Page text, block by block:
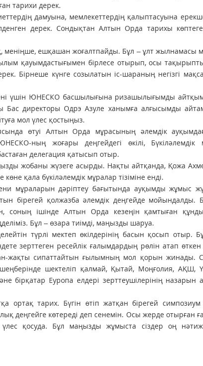
тарихи дерек.
дамуына, мемлекеттердің қалыптасуына
дерек. Сондықтан Алтын Орда тарихы
меніңше, ешқашан жоғалтпайды. Бұл – ұлт жылнамасы
қауымдастығымен бірлесе отырып, осы
Бірнеше күнге созылатын іс-шараның негізгі
үшін ЮНЕСКО басшылығына ризашылығымды айтқым
директоры Одрэ Азуле ханымға алғысымды
мол үлес қостыңыз.
өтуі Алтын Орда мұрасының әлемдік
ның жоғары деңгейдегі өкілі, Бүкіләлемдік
делегация қатысып отыр.
жобаны жүзеге асырды. Нақты айтқанда, Қожа
қала бүкіләлемдік мұралар тізіміне енді.
мұраларын дәріптеу бағытында ауқымды жұмыс
бірегей қолжазба әлемдік деңгейде мойындалды.
соның ішінде Алтын Орда кезеңін қамтыған
Бұл – өзара тиімді, маңызды шаруа.
түрлі мектеп өкілдерінің басын қосып отыр.
зерттеген ресейлік ғалымдардың рөлін атап өткен
жақты сипаттайтын ғылымның мол қорын жинады.
шектеліп қалмай, Қытай, Моңғолия, АҚШ,
бірқатар Еуропа елдері зерттеушілерінің назарын
тарих. Бүгін өтіп жатқан бірегей симпозиум
деңгейге көтереді деп сенемін. Осы жерде отырған
қосуда. Бұл маңызды жұмыста сіздер оң